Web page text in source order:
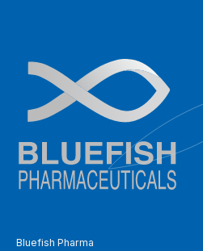
Bluefish Pharma